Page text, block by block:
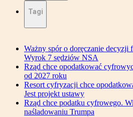
Tagi
Ważny spór o doręczanie decyzji
Wyrok 7 sędziów NSA
Rząd chce opodatkować
od 2027 roku
Resort cyfryzacji chce
Jest projekt ustawy
Rząd chce podatku cyfrowego.
naśladowaniu Trumpa